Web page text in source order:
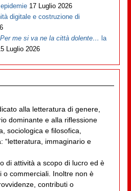
17 Luglio 2026
digitale e costruzione di
Per me si va ne la città dolente… la
Luglio 2026
alla letteratura di genere,
dominante e alla riflessione
sociologica e filosofica,
“letteratura, immaginario e
di attività a scopo di lucro ed è
o commerciali. Inoltre non è
contributi o